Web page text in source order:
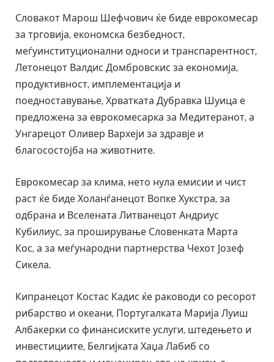
Словакот Марош Шефчович ќе биде еврокомесар
за трговија, економска безбедност,
меѓуинституционални односи и транспарентност,
Летонецот Валдис Домбровскис за економија,
продуктивност, имплементација и
поедноставување, Хрватката Дубравка Шуица е
предложена за еврокомесарка за Медитеранот, а
Унгарецот Оливер Вархеји за здравје и
благосостојба на животните.
Еврокомесар за клима, нето нула емисии и чист
раст ќе биде Холанѓанецот Вопке Хукстра, за
одбрана и Вселената Литванецот Андриус
Кубилиус, за проширување Словенката Марта
Кос, а за меѓународни партнерства Чехот Јозеф
Сикела.
Кипранецот Костас Кадис ќе раководи со ресорот
рибарство и океани, Португалката Марија Луиш
Албакерки со финансиските услуги, штедењето и
инвестициите, Белгијката Хаџа Лабиб со